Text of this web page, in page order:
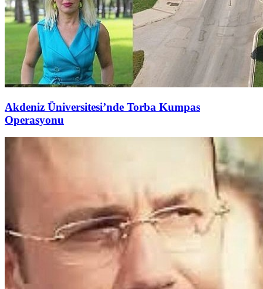
Akdeniz Üniversitesi’nde Torba Kumpas
Operasyonu